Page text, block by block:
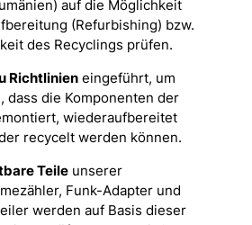
auf die Möglichkeit
(Refurbishing) bzw.
des Recyclings prüfen.
Richtlinieneingeführt, um
dass die Komponenten der
wiederaufbereitet
recycelt werden können.
Teileunserer
Funk-Adapter und
werden auf Basis dieser